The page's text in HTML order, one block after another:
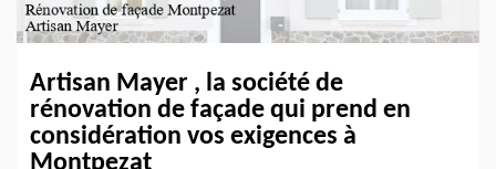
Artisan Mayer , la société de
rénovation de façade qui prend en
considération vos exigences à
Montpezat